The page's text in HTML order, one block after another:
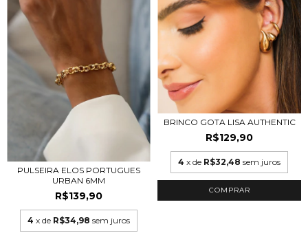
PULSEIRA ELOS PORTUGUES
URBAN 6MM
R$139,90
4 x de R$34,98 sem juros
BRINCO GOTA LISA AUTHENTIC
R$129,90
4 x de R$32,48 sem juros
COMPRAR